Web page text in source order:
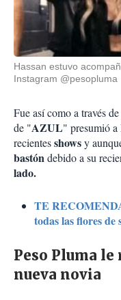
Hassan estuvo
Instagram @pesopluma
Fue así como a través
de "AZUL" presumió a
recientesshowsy
bastóndebido a su
lado.
TE
todas las flores
Peso Pluma
nueva novia